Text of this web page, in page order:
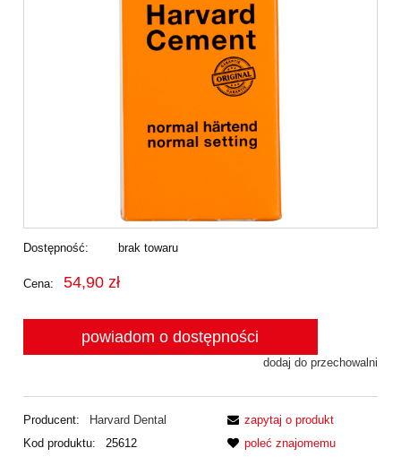
Dostępność: brak towaru
Cena: 54,90 zł
powiadom o dostępności
dodaj do przechowalni
Producent:
Harvard Dental
Kod produktu:
25612
zapytaj o produkt
poleć znajomemu